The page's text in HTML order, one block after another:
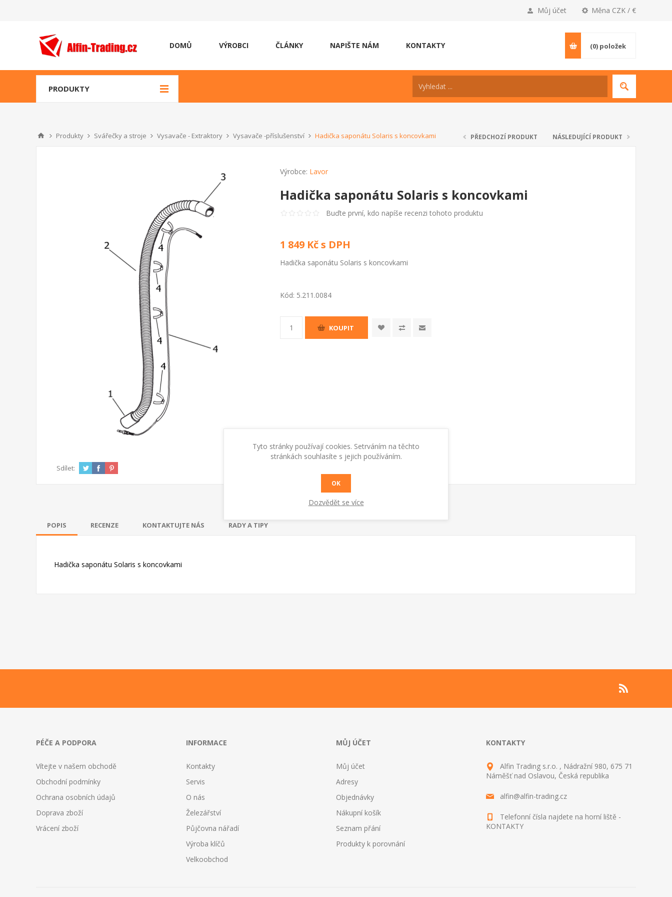
Měna CZK / €
Můj účet
DOMŮ VÝROBCI ČLÁNKY NAPIŠTE NÁM KONTAKTY (0) položek
PRODUKTY
Produkty Svářečky a stroje Vysavače - Extraktory Vysavače -příslušenství Hadička saponátu Solaris s koncovkami PŘEDCHOZÍ PRODUKT NÁSLEDUJÍCÍ PRODUKT
Výrobce: Lavor
Hadička saponátu Solaris s koncovkami
Buďte první, kdo napíše recenzi tohoto produktu
1 849 Kč s DPH
Hadička saponátu Solaris s koncovkami
Kód: 5.211.0084
KOUPIT
Sdílet:
POPIS RECENZE KONTAKTUJTE NÁS RADY A TIPY
Hadička saponátu Solaris s koncovkami
PÉČE A PODPORA
Vítejte v našem obchodě
Obchodní podmínky
Ochrana osobních údajů
Doprava zboží
Vrácení zboží
INFORMACE
Kontakty
Servis
O nás
Železářství
Půjčovna nářadí
Výroba klíčů
Velkoobchod
MŮJ ÚČET
Můj účet
Adresy
Objednávky
Nákupní košík
Seznam přání
Produkty k porovnání
KONTAKTY
Alfin Trading s.r.o. , Nádražní 980, 675 71
Náměšť nad Oslavou, Česká republika
alfin@alfin-trading.cz
Telefonní čísla najdete na horní liště -
KONTAKTY
Tyto stránky používají cookies. Setrváním na těchto
stránkách souhlasíte s jejich používáním.
OK
Dozvědět se více